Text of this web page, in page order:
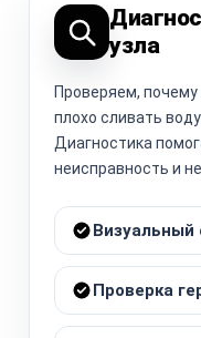
узла
Проверяем,
плохо сливать
Диагностика
неисправность и
Визуальный
Проверка